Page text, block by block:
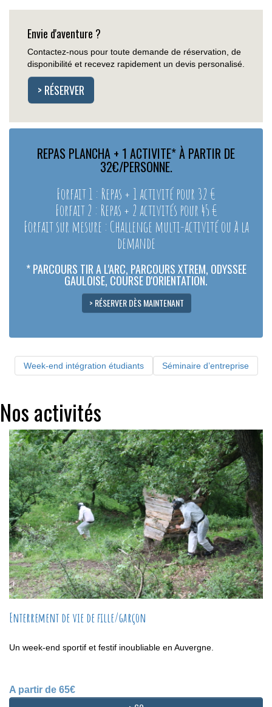
Envie d'aventure ?
Contactez-nous pour toute demande de réservation, de
disponibilité et recevez rapidement un devis personalisé.
> RÉSERVER
REPAS PLANCHA + 1 ACTIVITE* À PARTIR DE
32€/PERSONNE.
Forfait 1 : Repas + 1 activité pour 32 €
Forfait 2 : Repas + 2 activités pour 45 €
Forfait sur mesure : Challenge multi-activité ou à la
demande
* PARCOURS TIR A L'ARC, PARCOURS XTREM, ODYSSEE
GAULOISE, COURSE D'ORIENTATION.
> RÉSERVER DÈS MAINTENANT
Week-end intégration étudiants Séminaire d’entreprise
Nos activités
Enterrement de vie de fille/garçon
Un week-end sportif et festif inoubliable en Auvergne.
A partir de 65€